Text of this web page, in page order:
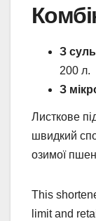
З
200 л.
З
Листкове
швидкий
озимої
This
limit and